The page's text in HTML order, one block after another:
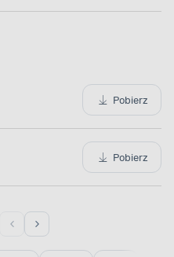
Pobierz
Pobierz